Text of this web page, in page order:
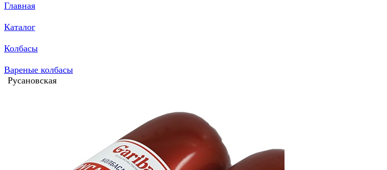
Главная
Каталог
Колбасы
Вареные колбасы
Русановская